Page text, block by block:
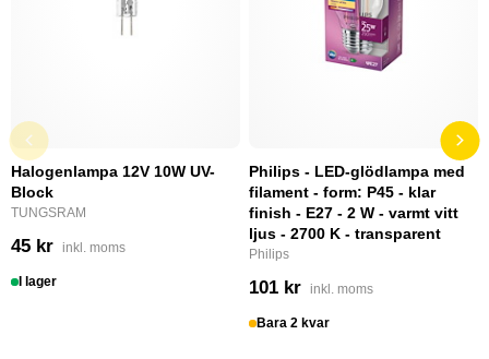
Halogenlampa 12V 10W UV-
Block
TUNGSRAM
45 kr inkl. moms
I lager
Philips - LED-glödlampa med
filament - form: P45 - klar
finish - E27 - 2 W - varmt vitt
ljus - 2700 K - transparent
Philips
101 kr inkl. moms
Bara 2 kvar